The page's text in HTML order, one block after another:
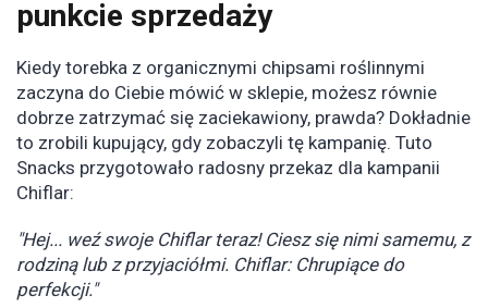
punkcie sprzedaży
Kiedy torebka z organicznymi chipsami roślinnymi
zaczyna do Ciebie mówić w sklepie, możesz równie
dobrze zatrzymać się zaciekawiony, prawda? Dokładnie
to zrobili kupujący, gdy zobaczyli tę kampanię. Tuto
Snacks przygotowało radosny przekaz dla kampanii
Chiflar:
"Hej... weź swoje Chiflar teraz! Ciesz się nimi samemu, z
rodziną lub z przyjaciółmi. Chiflar: Chrupiące do
perfekcji."